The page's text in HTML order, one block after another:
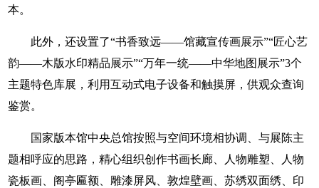
本。
此外，还设置了“书香致远——馆藏宣传画展示”“匠心艺
韵——木版水印精品展示”“万年一统——中华地图展示”3个
主题特色库展，利用互动式电子设备和触摸屏，供观众查询
鉴赏。
国家版本馆中央总馆按照与空间环境相协调、与展陈主
题相呼应的思路，精心组织创作书画长廊、人物雕塑、人物
瓷板画、阁亭匾额、雕漆屏风、敦煌壁画、苏绣双面绣、印